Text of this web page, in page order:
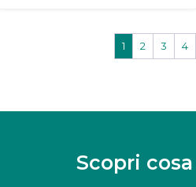
1 2 3 4
Scopri